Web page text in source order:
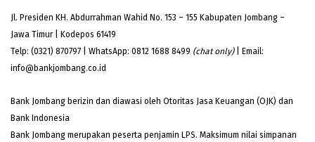
Jl. Presiden KH. Abdurrahman Wahid No. 153 – 155 Kabupaten Jombang –
Jawa Timur | Kodepos 61419
Telp: (0321) 870797 | WhatsApp: 0812 1688 8499 (chat only)| Email:
info@bankjombang.co.id
Bank Jombang berizin dan diawasi oleh Otoritas Jasa Keuangan (OJK) dan
Bank Indonesia
Bank Jombang merupakan peserta penjamin LPS. Maksimum nilai simpanan